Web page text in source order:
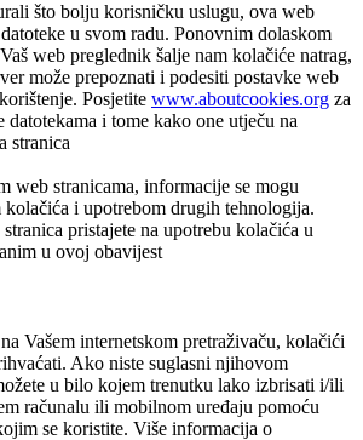
što bolju korisničku uslugu, ova web
u svom radu. Ponovnim dolaskom
web preglednik šalje nam kolačiće natrag,
može prepoznati i podesiti postavke web
Posjetite www.aboutcookies.org za
datotekama i tome kako one utječu na
stranica
web stranicama, informacije se mogu
i upotrebom drugih tehnologija.
pristajete na upotrebu kolačića u
u ovoj obavijest
Vašem internetskom pretraživaču, kolačići
Ako niste suglasni njihovom
u bilo kojem trenutku lako izbrisati i/ili
računalu ili mobilnom uređaju pomoću
se koristite. Više informacija o